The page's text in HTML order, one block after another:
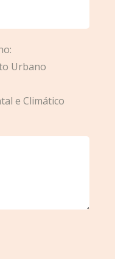
Urbano
e Climático